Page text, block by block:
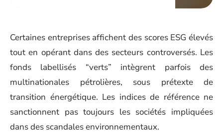
Certaines entreprises affichent des scores ESG élevés
tout en opérant dans des secteurs controversés. Les
fonds labellisés “verts” intègrent parfois des
multinationales pétrolières, sous prétexte de
transition énergétique. Les indices de référence ne
sanctionnent pas toujours les sociétés impliquées
dans des scandales environnementaux.